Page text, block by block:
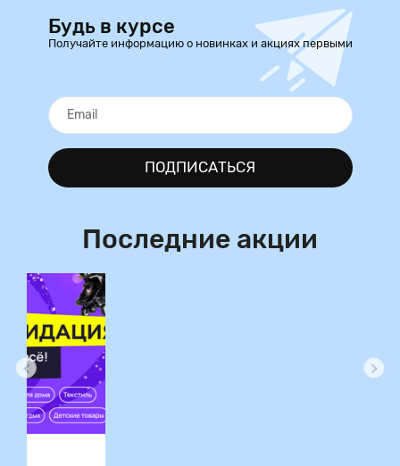
Будь в курсе
Получайте информацию о новинках и акциях первыми
ПОДПИСАТЬСЯ
Последние акции